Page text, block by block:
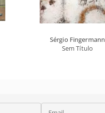
Sérgio Fingermann
Sem Título